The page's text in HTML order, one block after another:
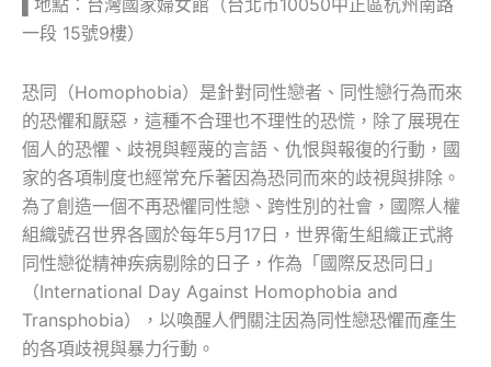
一段 15號9樓）
恐同（Homophobia）是針對同性戀者、同性戀行為而來
的恐懼和厭惡，這種不合理也不理性的恐慌，除了展現在
個人的恐懼、歧視與輕蔑的言語、仇恨與報復的行動，國
家的各項制度也經常充斥著因為恐同而來的歧視與排除。
為了創造一個不再恐懼同性戀、跨性別的社會，國際人權
組織號召世界各國於每年5月17日，世界衛生組織正式將
同性戀從精神疾病剔除的日子，作為「國際反恐同日」
（International Day Against Homophobia and
Transphobia），以喚醒人們關注因為同性戀恐懼而產生
的各項歧視與暴力行動。